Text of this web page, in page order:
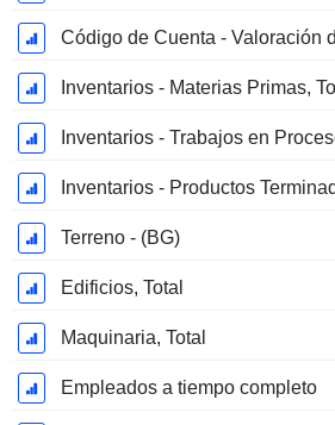
Código de Cuenta - Valoración
Inventarios - Materias Primas,
Inventarios - Trabajos en
Inventarios - Productos
Terreno - (BG)
Edificios, Total
Maquinaria, Total
Empleados a tiempo completo